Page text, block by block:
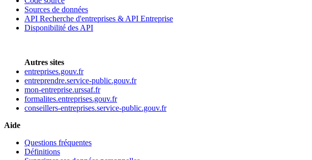
Sources de données
API Recherche d'entreprises & API Entreprise
Disponibilité des API
Autres sites
entreprises.gouv.fr
entreprendre.service-public.gouv.fr
mon-entreprise.urssaf.fr
formalites.entreprises.gouv.fr
conseillers-entreprises.service-public.gouv.fr
Aide
Questions fréquentes
Définitions